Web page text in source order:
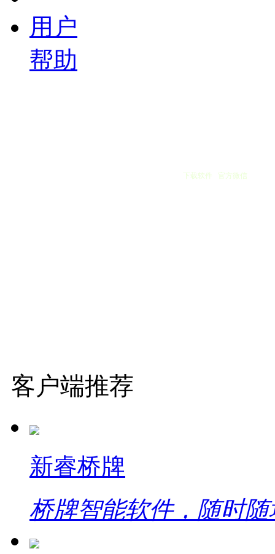
用户
帮助
下载软件 官方微信
客户端推荐
新睿桥牌
桥牌智能软件，随时